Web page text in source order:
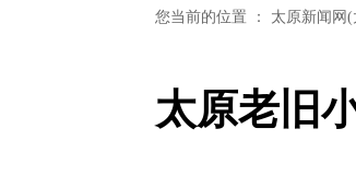
您当前的位置 ： 太原新闻网
太原老旧